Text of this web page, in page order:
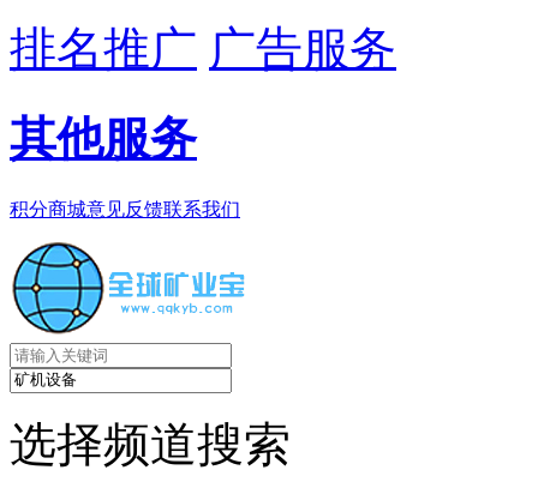
排名推广 广告服务
其他服务
积分商城意见反馈联系我们
选择频道搜索